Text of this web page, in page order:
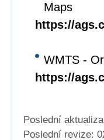
Maps
https://
WMTS -
https://
Poslední
Poslední revize: